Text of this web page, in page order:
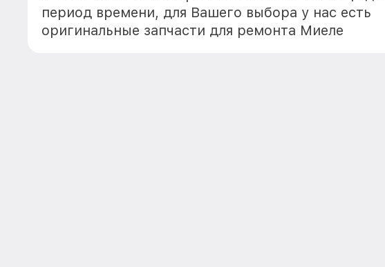
период времени, для Вашего выбора у нас есть
оригинальные запчасти для ремонта Миеле